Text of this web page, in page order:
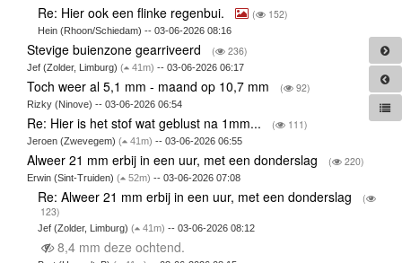
Re: Hier ook een flinke regenbui. ( 152)
Hein (Rhoon/Schiedam) -- 03-06-2026 08:16
Stevige buienzone gearriveerd ( 236)
Jef (Zolder, Limburg) ( 41m) -- 03-06-2026 06:17
Toch weer al 5,1 mm - maand op 10,7 mm ( 92)
Rizky (Ninove) -- 03-06-2026 06:54
Re: Hier is het stof wat geblust na 1mm... ( 111)
Jeroen (Zwevegem) ( 41m) -- 03-06-2026 06:55
Alweer 21 mm erbij in een uur, met een donderslag ( 220)
Erwin (Sint-Truiden) ( 52m) -- 03-06-2026 07:08
Re: Alweer 21 mm erbij in een uur, met een donderslag
(
123)
Jef (Zolder, Limburg)( 41m) -- 03-06-2026 08:12
8,4 mm deze ochtend.